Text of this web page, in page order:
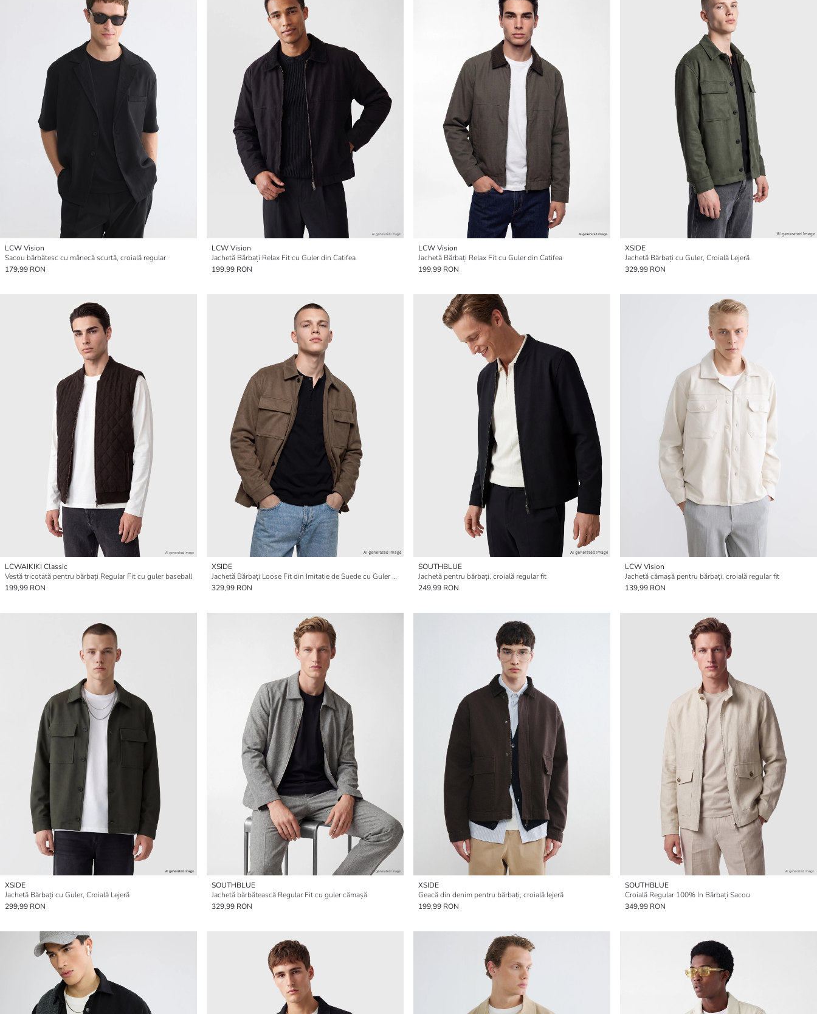
LCW Vision
Sacou bărbătesc cu mânecă scurtă, croială regular
179,99 RON
LCW Vision
Jachetă Bărbați Relax Fit cu Guler din Catifea
199,99 RON
LCW Vision
Jachetă Bărbați Relax Fit cu Guler din Catifea
199,99 RON
XSIDE
Jachetă Bărbați cu Guler, Croială Lejeră
329,99 RON
LCWAIKIKI Classic
Vestă tricotată pentru bărbați Regular Fit cu guler baseball
199,99 RON
XSIDE
Jachetă Bărbați Loose Fit din Imitatie de Suede cu Guler de Cămașă
329,99 RON
SOUTHBLUE
Jachetă pentru bărbați, croială regular fit
249,99 RON
LCW Vision
Jachetă cămașă pentru bărbați, croială regular fit
139,99 RON
XSIDE
Jachetă Bărbați cu Guler, Croială Lejeră
299,99 RON
SOUTHBLUE
Jachetă bărbătească Regular Fit cu guler cămașă
329,99 RON
XSIDE
Geacă din denim pentru bărbați, croială lejeră
199,99 RON
SOUTHBLUE
Croială Regular 100% In Bărbați Sacou
349,99 RON